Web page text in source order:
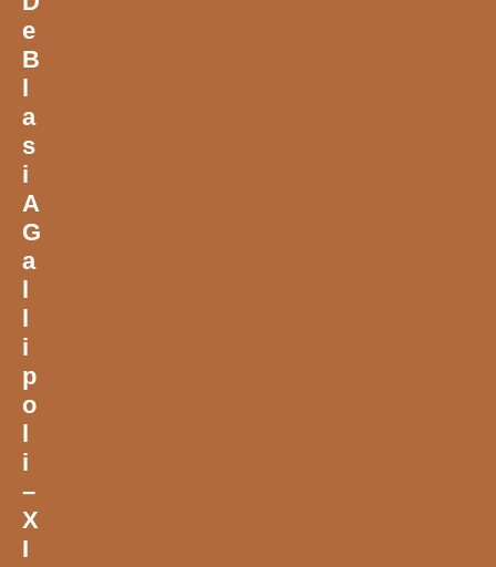
E
B
L
A
S
I
A
G
A
L
L
I
P
O
L
I
–
X
I